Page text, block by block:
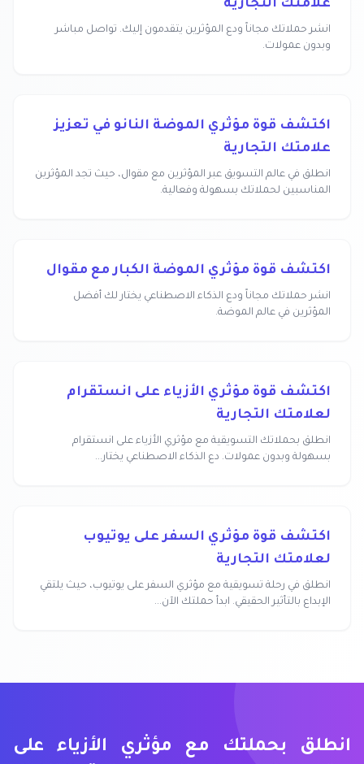
علامتك التجارية
انشر حملاتك مجاناً ودع المؤثرين يتقدمون إليك. تواصل مباشر
وبدون عمولات.
اكتشف قوة مؤثري الموضة النانو في تعزيز
علامتك التجارية
انطلق في عالم التسويق عبر المؤثرين مع مقوال، حيث تجد المؤثرين
المناسبين لحملاتك بسهولة وفعالية.
اكتشف قوة مؤثري الموضة الكبار مع مقوال
انشر حملاتك مجاناً ودع الذكاء الاصطناعي يختار لك أفضل
المؤثرين في عالم الموضة.
اكتشف قوة مؤثري الأزياء على انستقرام
لعلامتك التجارية
انطلق بحملاتك التسويقية مع مؤثري الأزياء على انستقرام
بسهولة وبدون عمولات. دع الذكاء الاصطناعي يختار...
اكتشف قوة مؤثري السفر على يوتيوب
لعلامتك التجارية
انطلق في رحلة تسويقية مع مؤثري السفر على يوتيوب، حيث يلتقي
الإبداع بالتأثير الحقيقي. ابدأ حملتك الآن...
انطلق بحملتك مع مؤثري الأزياء على